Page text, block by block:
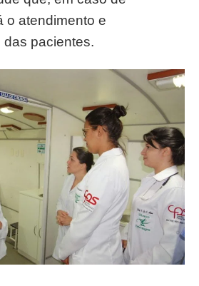
o atendimento e
pacientes.